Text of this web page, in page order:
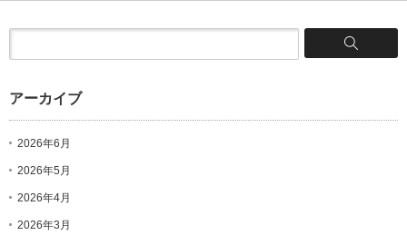
アーカイブ
2026年6月
2026年5月
2026年4月
2026年3月